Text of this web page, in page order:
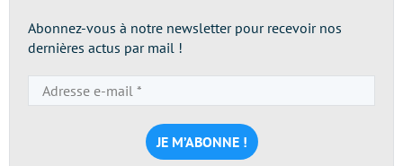
Abonnez-vous à notre newsletter pour recevoir nos
dernières actus par mail !
e-
mail
*